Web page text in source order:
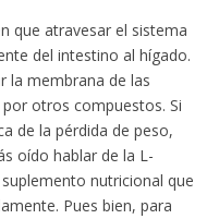
que atravesar el sistema
del intestino al hígado.
la membrana de las
otros compuestos. Si
de la pérdida de peso,
oído hablar de la L-
nutricional que
Pues bien, para